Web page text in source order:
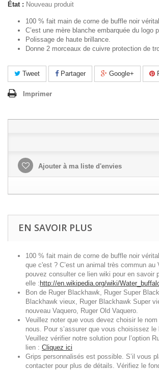
État : Nouveau produit
100 % fait main de corne de buffle noir
C’est une mère blanche embarquée du logo
Polissage de haute brillance.
Donne 2 morceaux de cuivre protection de
Tweet Partager Google+
Imprimer
Ajouter à ma liste d'envies
EN SAVOIR PLUS
100 % fait main de corne de buffle noir
que c'est ? C’est un animal très commun au
pouvez consulter ce lien wiki pour en savoir
elle : http://en.wikipedia.org/wiki/
Bon de Ruger Blackhawk, Ruger Super
Blackhawk vieux, Ruger Blackhawk Super
nouveau Vaquero, Ruger Old Vaquero.
Veuillez noter que vous devez choisir le nom
nous. Pour s’assurer que vous choisissez le
Veuillez vérifier notre solution pour l’option
lien : Cliquez ici
Grips personnalisés est possible. S’il vous
contacter pour plus de détails. Vérifiez le